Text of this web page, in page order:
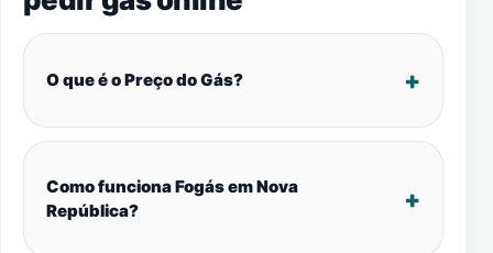
O que é o Preço do Gás?
Como funciona Fogás em Nova
República?